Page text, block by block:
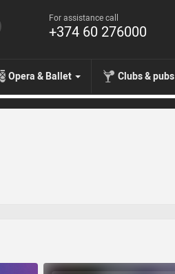
For assistance call
+374 60 276000
Opera & Ballet Clubs & pubs